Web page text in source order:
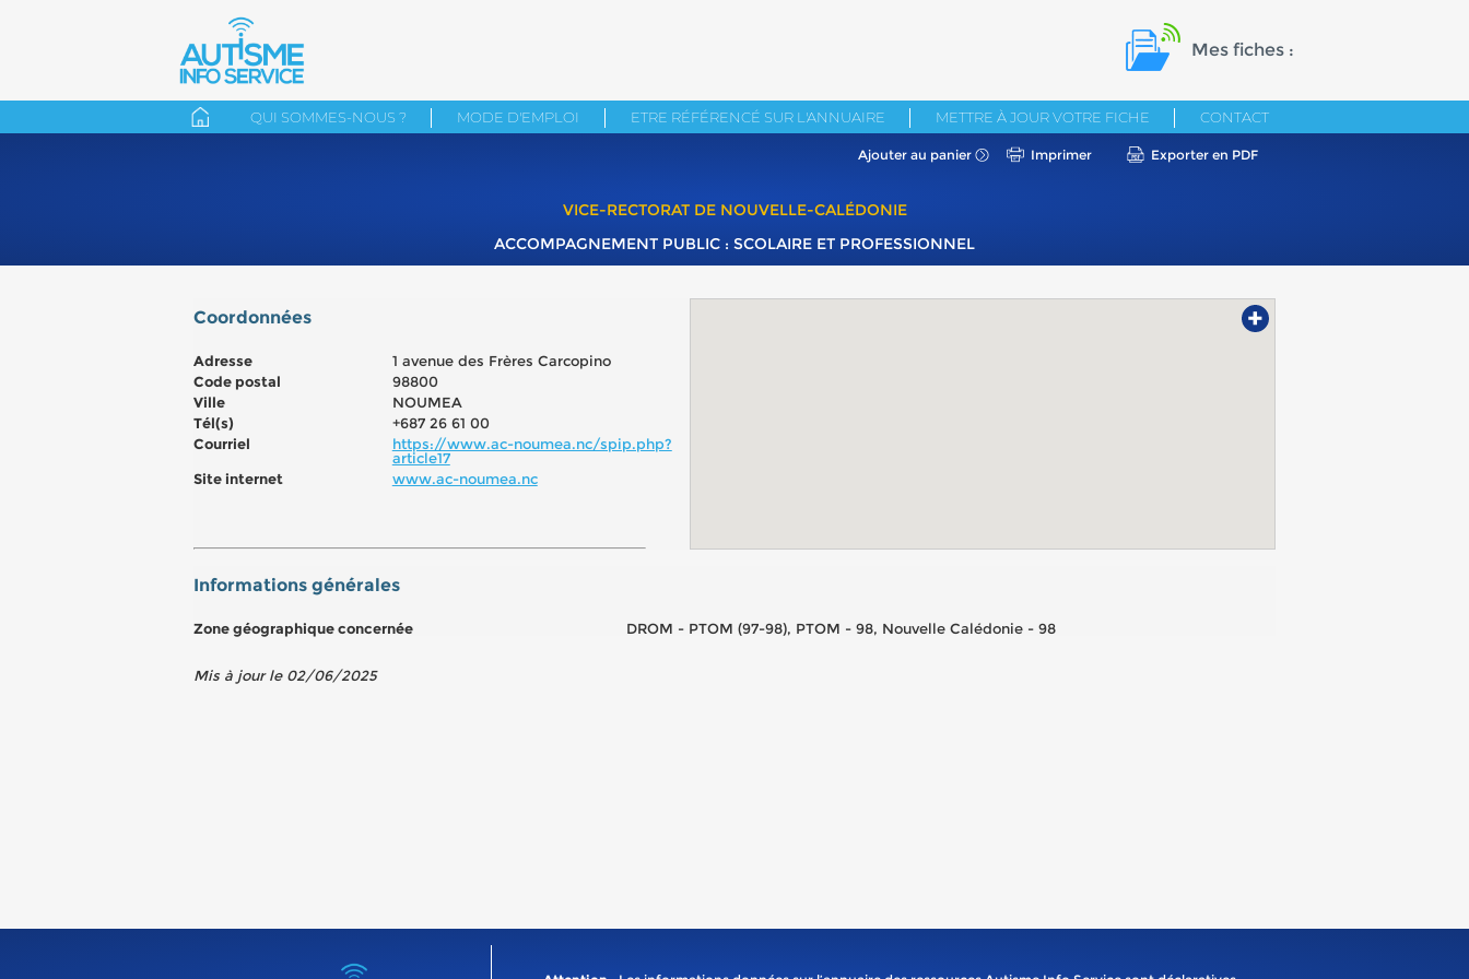
Mes fiches :
QUI SOMMES-NOUS ? MODE D'EMPLOI ETRE RÉFÉRENCÉ SUR L'ANNUAIRE METTRE À JOUR VOTRE FICHE CONTACT
Ajouter au panier Imprimer Exporter en PDF
VICE-RECTORAT DE NOUVELLE-CALÉDONIE
ACCOMPAGNEMENT PUBLIC : SCOLAIRE ET PROFESSIONNEL
+
Coordonnées
Adresse
1 avenue des Frères Carcopino
Code postal
98800
Ville
NOUMEA
Tél(s)
+687 26 61 00
Courriel
https://www.ac-noumea.nc/spip.php?
article17
Site internet
www.ac-noumea.nc
Informations générales
Zone géographique concernée DROM - PTOM (97-98), PTOM - 98, Nouvelle Calédonie - 98
Mis à jour le 02/06/2025